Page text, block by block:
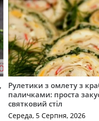
Рулетики з омлету з
паличками: проста
святковий стіл
Середа, 5 Серпня, 2026